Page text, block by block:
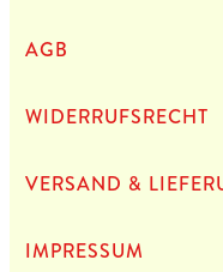
AGB
WIDERRUFSRECHT
VERSAND &
IMPRES­SUM